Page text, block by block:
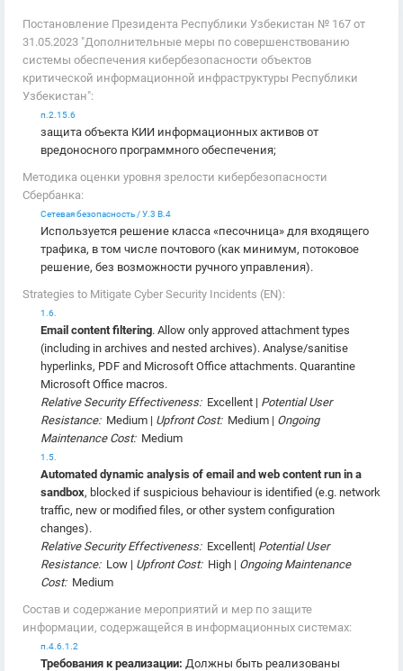
Постановление Президента Республики Узбекистан № 167 от
31.05.2023 "Дополнительные меры по совершенствованию
системы обеспечения кибербезопасности объектов
критической информационной инфраструктуры Республики
Узбекистан":
п.2.15.6
защита объекта КИИ информационных активов от
вредоносного программного обеспечения;
Методика оценки уровня зрелости кибербезопасности
Сбербанка:
Сетевая безопасность / У.3 В.4
Используется решение класса «песочница» для входящего
трафика, в том числе почтового (как минимум, потоковое
решение, без возможности ручного управления).
Strategies to Mitigate Cyber Security Incidents (EN):
1.6.
Email content filtering. Allow only approved attachment types
(including in archives and nested archives). Analyse/sanitise
hyperlinks, PDF and Microsoft Office attachments. Quarantine
Microsoft Office macros.
Relative Security Effectiveness: Excellent | Potential User
Resistance: Medium | Upfront Cost: Medium | Ongoing
Maintenance Cost: Medium
1.5.
Automated dynamic analysis of email and web content run in a
sandbox, blocked if suspicious behaviour is identified (e.g. network
traffic, new or modified files, or other system configuration
changes).
Relative Security Effectiveness: Excellent| Potential User
Resistance: Low | Upfront Cost: High | Ongoing Maintenance
Cost: Medium
Состав и содержание мероприятий и мер по защите
информации, содержащейся в информационных системах:
п.4.6.1.2
Требования к реализации: Должны быть реализованы